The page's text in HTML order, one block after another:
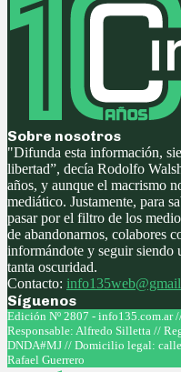
Sobre nosotros
"Difunda esta información,
libertad”, decía Rodolfo
años, y aunque el macrismo
mediático. Justamente, para
pasar por el filtro de los
de abandonarnos, colabores
informándote y seguir siendo
tanta oscuridad.
Contacto:
Síguenos
Facebook
Twitter
Instagram
Youtube
Edición Nº 2807 - info135.com.ar
Responsable: Alfredo Silletta //
DNDA#MJ // Domicilio legal: calle
Rafael Guerrero